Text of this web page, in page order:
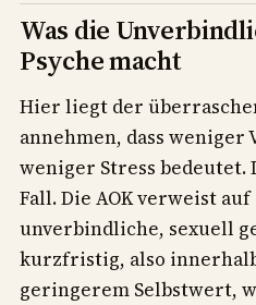
Was die
Psyche macht
Hier liegt der
annehmen, dass
weniger Stress bedeutet.
Fall. Die AOK verweist
unverbindliche, sexuell
kurzfristig, also
geringerem Selbstwert,